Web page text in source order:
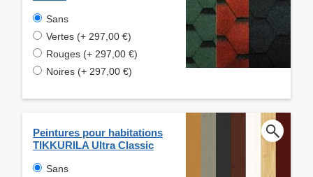
Sans
Vertes (+ 297,00 €)
Rouges (+ 297,00 €)
Noires (+ 297,00 €)
Peintures pour habitations
TIKKURILA Ultra Classic
Sans